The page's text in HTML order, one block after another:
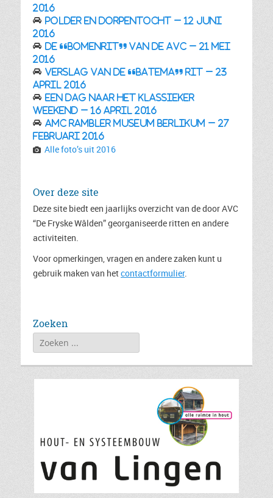
2016
Polder en dorpentocht – 12 juni
2016
De “bomenrit” van de AVC – 21 mei
2016
Verslag van de “Batema” rit – 23
april 2016
Een dag naar het Klassieker
Weekend – 16 april 2016
AMC Rambler museum Berlikum – 27
februari 2016
Alle foto’s uit 2016
Over deze site
Deze site biedt een jaarlijks overzicht van de door AVC
“De Fryske Wâlden” georganiseerde ritten en andere
activiteiten.
Voor opmerkingen, vragen en andere zaken kunt u
gebruik maken van hetcontactformulier.
Zoeken
Zoeken
naar: